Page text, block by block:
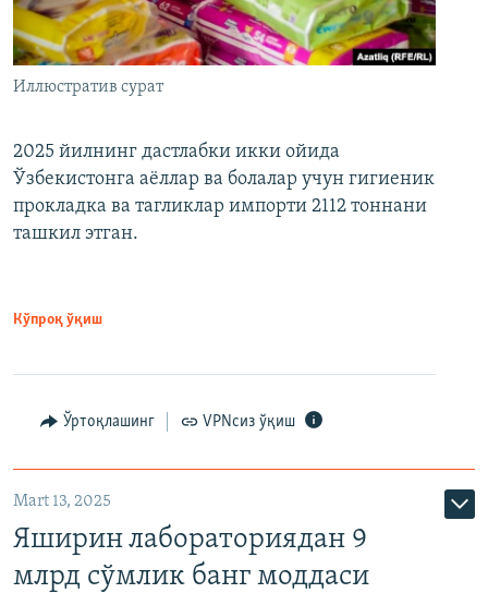
Иллюстратив сурат
2025 йилнинг дастлабки икки ойида
Ўзбекистонга аёллар ва болалар учун гигиеник
прокладка ва тагликлар импорти 2112 тоннани
ташкил этган.
Кўпроқ ўқиш
Ўртоқлашинг VPNсиз ўқиш
Mart 13, 2025
Яширин лабораториядан 9
млрд сўмлик банг моддаси